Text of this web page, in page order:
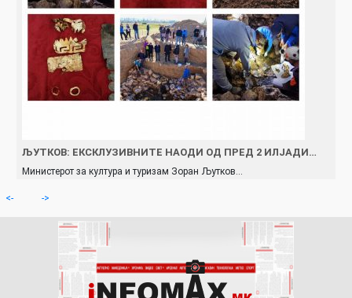
ЉУТКОВ: ЕКСКЛУЗИВНИТЕ НАОДИ ОД ПРЕД 2 ИЛЈАДИ…
Министерот за култура и туризам Зоран Љутков…
<- ->